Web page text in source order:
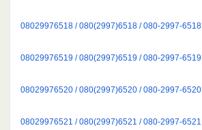
08029976518 / 080(2997)6518 / 080-2997-6518
08029976519 / 080(2997)6519 / 080-2997-6519
08029976520 / 080(2997)6520 / 080-2997-6520
08029976521 / 080(2997)6521 / 080-2997-6521